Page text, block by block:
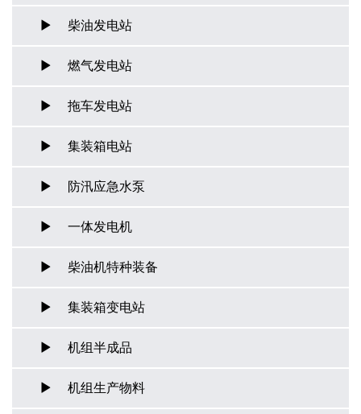
柴油发电站
燃气发电站
拖车发电站
集装箱电站
防汛应急水泵
一体发电机
柴油机特种装备
集装箱变电站
机组半成品
机组生产物料